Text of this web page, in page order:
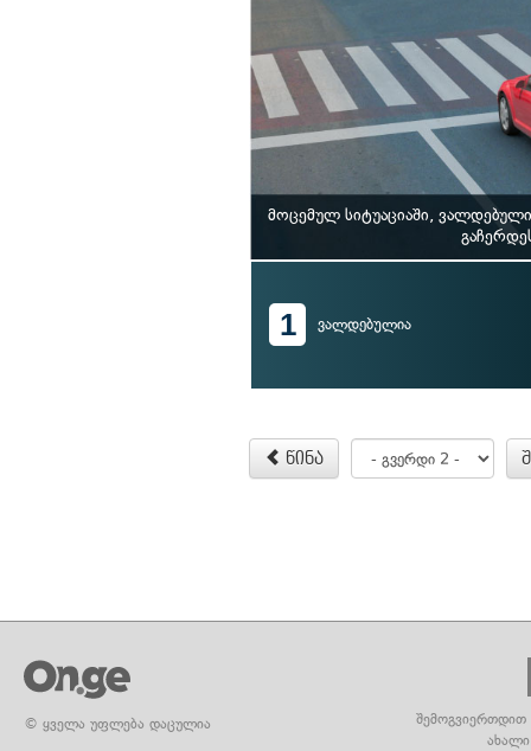
მოცემულ სიტუაციაში,
1 ვალდებულია
წინა
© ყველა უფლება დაცულია
შემოგვიერთდით
ახალი